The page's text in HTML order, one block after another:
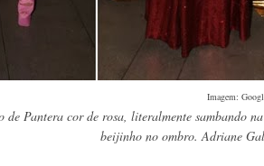
Imagem:
de Pantera cor de rosa, literalmente sambando
beijinho no ombro. Adriane